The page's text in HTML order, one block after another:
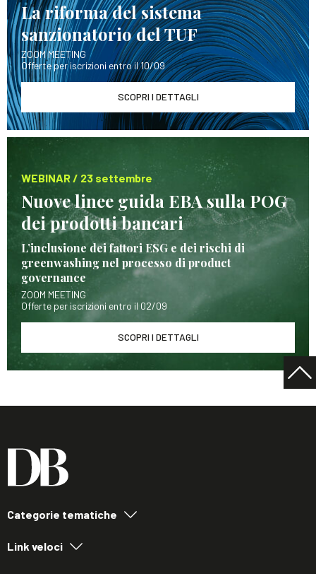
La riforma del sistema
sanzionatorio del TUF
ZOOM MEETING
Offerte per iscrizioni entro il 10/09
SCOPRI I DETTAGLI
WEBINAR / 23 settembre
Nuove linee guida EBA sulla POG
dei prodotti bancari
L’inclusione dei fattori ESG e dei rischi di
greenwashing nel processo di product
governance
ZOOM MEETING
Offerte per iscrizioni entro il 02/09
SCOPRI I DETTAGLI
Categorie tematiche
Link veloci